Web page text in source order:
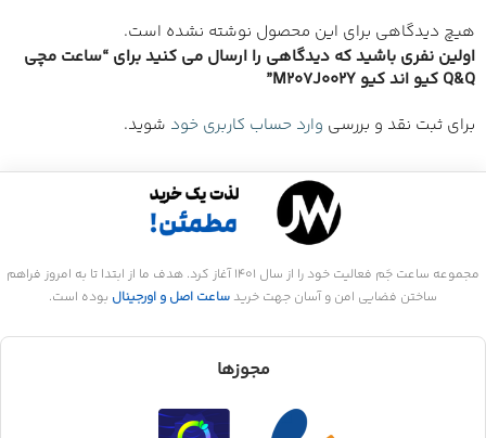
هیچ دیدگاهی برای این محصول نوشته نشده است.
اولین نفری باشید که دیدگاهی را ارسال می کنید برای “ساعت مچی
Q&Q کیو اند کیو M207J002Y”
برای ثبت نقد و بررسی وارد حساب کاربری خود شوید.
مجموعه ساعت جَم فعالیت خود را از سال 1401 آغاز کرد. هدف ما از ابتدا تا به امروز فراهم
ساختن فضایی امن و آسان جهت خرید ساعت اصل و اورجینال بوده است.
مجوزها